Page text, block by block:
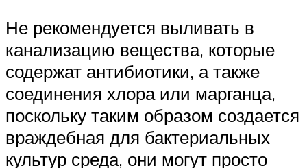
Не рекомендуется выливать в
канализацию вещества, которые
содержат антибиотики, а также
соединения хлора или марганца,
поскольку таким образом создается
враждебная для бактериальных
культур среда, они могут просто